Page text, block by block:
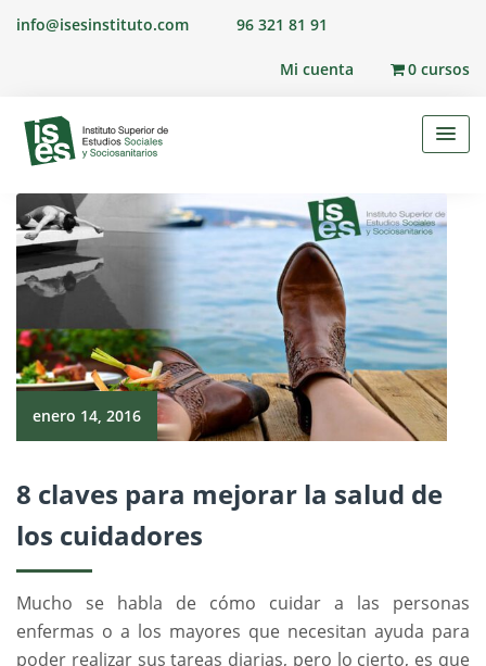
Skipinfo@isesinstituto.com 96 321 81 91
Mi cuenta 0 cursos
enero 14, 2016
8 claves para mejorar la salud de
los cuidadores
Mucho se habla de cómo cuidar a las personas
enfermas o a los mayores que necesitan ayuda para
poder realizar sus tareas diarias, pero lo cierto, es que